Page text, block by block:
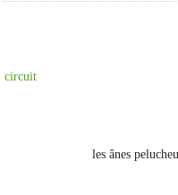
circuit
les ânes